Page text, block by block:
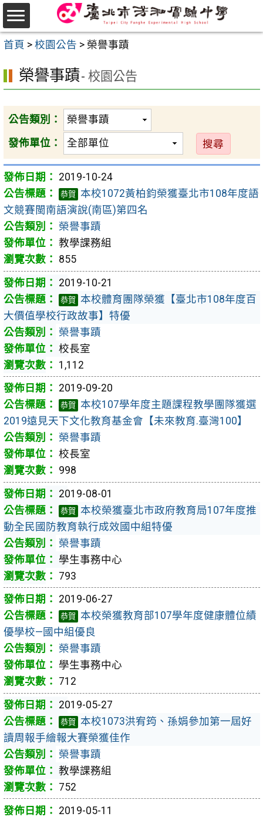
跳
至
主
容
區
首頁 > 校園公告 > 榮譽事蹟
榮譽事蹟- 校園公告
公告類別：
發佈單位：
2019-10-24
恭賀
本校1072黃柏鈞榮獲臺北市108年度語
文競賽閩南語演說(南區)第四名
榮譽事蹟
教學課務組
855
2019-10-21
恭賀
本校體育團隊榮獲【臺北市108年度百
大價值學校行政故事】特優
榮譽事蹟
校長室
1,112
2019-09-20
恭賀
本校107學年度主題課程教學團隊獲選
2019遠見天下文化教育基金會【未來教育.臺灣100】
榮譽事蹟
校長室
998
2019-08-01
恭賀
本校榮獲臺北市政府教育局107年度推
動全民國防教育執行成效國中組特優
榮譽事蹟
學生事務中心
793
2019-06-27
恭賀
本校榮獲教育部107學年度健康體位績
優學校—國中組優良
榮譽事蹟
學生事務中心
712
2019-05-27
恭賀
本校1073洪宥筠、孫娟參加第一屆好
讀周報手繪報大賽榮獲佳作
榮譽事蹟
教學課務組
752
2019-05-11
選
單